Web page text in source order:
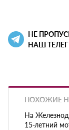
НЕ
НАШ
ПОХОЖИЕ
На
15-летний